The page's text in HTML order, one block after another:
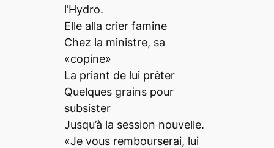
l’Hydro.
Elle alla crier famine
Chez la ministre, sa
«copine»
La priant de lui prêter
Quelques grains pour
subsister
Jusqu’à la session nouvelle.
«Je vous rembourserai, lui